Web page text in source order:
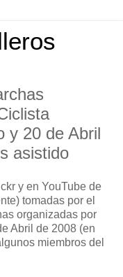
y 20 de Abril
asistido
y en YouTube de
tomadas por el
organizadas por
Abril de 2008 (en
miembros del